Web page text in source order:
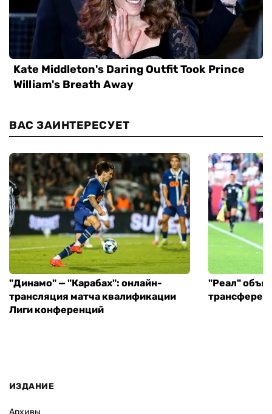
ВАС ЗАИНТЕРЕСУЕТ
"Динамо" — "Карабах": онлайн-
трансляция матча квалификации
Лиги конференций
"Реал"
трансфере
ИЗДАНИЕ